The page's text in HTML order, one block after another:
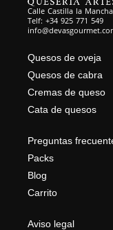
Calle Castilla la
Telf: +34 925 771 549
Quesos de oveja
Quesos de cabra
Cremas de queso
Cata de quesos
Preguntas
Packs
Blog
Carrito
Aviso legal